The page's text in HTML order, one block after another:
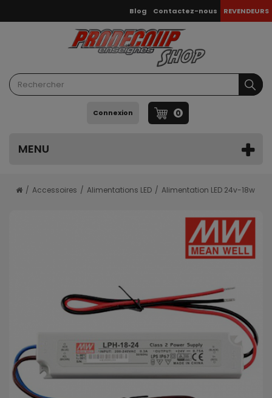
Blog Contactez-nous REVENDEURS
Connexion 0
MENU
Accessoires Alimentations LED Alimentation LED 24v-18w